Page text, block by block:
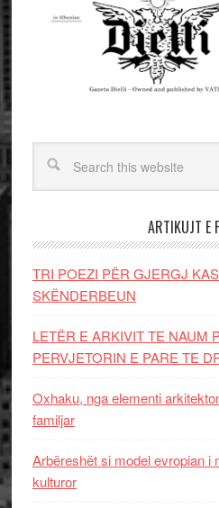
ARTIKUJT E
TRI POEZI PËR GJERGJ
SKËNDERBEUN
LETËR E ARKIVIT TE NAUM
PERVJETORIN E PARE TE
Oxhaku, nga elementi
familjar
Arbëreshët si model evropian i
kulturor